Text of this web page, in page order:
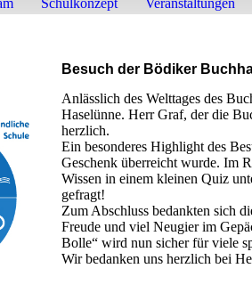
Schulkonzept Veranstaltungen
Besuch der Bödiker
Anlässlich des Welttages des
Haselünne. Herr Graf, der die
herzlich.
Ein besonderes Highlight des
Geschenk überreicht wurde. Im
Wissen in einem kleinen Quiz
gefragt!
Zum Abschluss bedankten sich
Freude und viel Neugier im
Bolle“ wird nun sicher für viele
Wir bedanken uns herzlich bei